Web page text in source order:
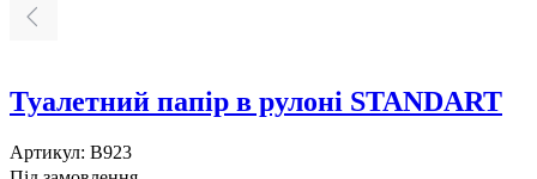
Туалетний папір в рулоні STANDART
Артикул: B923